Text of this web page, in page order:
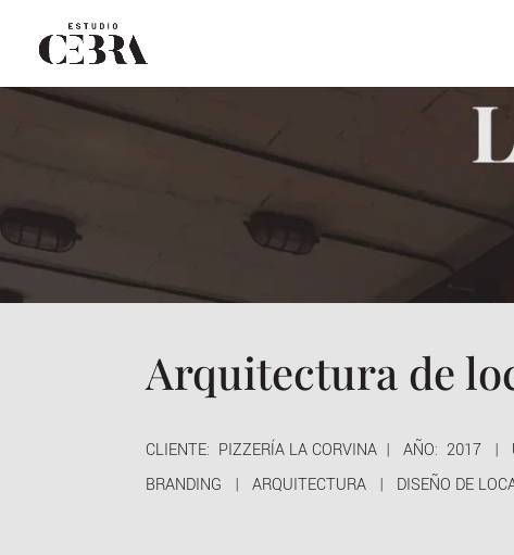
Arquitectura de
CLIENTE: PIZZERÍA LA CORVINA | AÑO: 2017 |
BRANDING | ARQUITECTURA | DISEÑO DE